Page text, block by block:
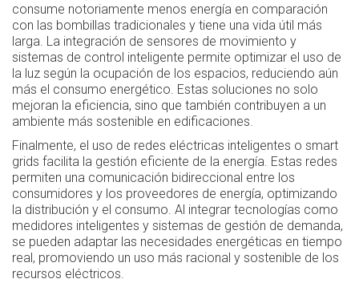
consume notoriamente menos energía en comparación
con las bombillas tradicionales y tiene una vida útil más
larga. La integración de sensores de movimiento y
sistemas de control inteligente permite optimizar el uso de
la luz según la ocupación de los espacios, reduciendo aún
más el consumo energético. Estas soluciones no solo
mejoran la eficiencia, sino que también contribuyen a un
ambiente más sostenible en edificaciones.
Finalmente, el uso de redes eléctricas inteligentes o smart
grids facilita la gestión eficiente de la energía. Estas redes
permiten una comunicación bidireccional entre los
consumidores y los proveedores de energía, optimizando
la distribución y el consumo. Al integrar tecnologías como
medidores inteligentes y sistemas de gestión de demanda,
se pueden adaptar las necesidades energéticas en tiempo
real, promoviendo un uso más racional y sostenible de los
recursos eléctricos.